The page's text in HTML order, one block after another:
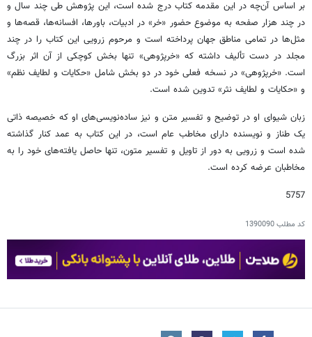
بر اساس آن‌چه در این مقدمه کتاب درج شده است، این پژوهش طی چند سال و
در چند هزار صفحه به موضوع حضور «خر» در ادبیات، باورها، افسانه‌ها، قصه‌ها و
مثل‌ها در تمامی مناطق جهان پرداخته است و مرحوم زرویی این کتاب را در چند
مجلد در دست تألیف داشته که «خرپژوهی» تنها بخش کوچکی از آن اثر بزرگ
است. «خرپژوهی» در نسخه فعلی خود در دو بخش شامل «حکایات و لطایف نظم»
و «حکایات و لطایف نثر» تدوین شده است.
زبان شیوای او در توضیح و تفسیر متن و نیز ساده‌نویسی‌های او که خصیصه ذاتی
یک طناز و نویسنده دارای مخاطب عام است، در این کتاب به عمد کنار گذاشته
شده است و زرویی به دور از تاویل و تفسیر متون، تنها حاصل یافته‌های خود را به
مخاطبان عرضه کرده است.
5757
کد مطلب1390090